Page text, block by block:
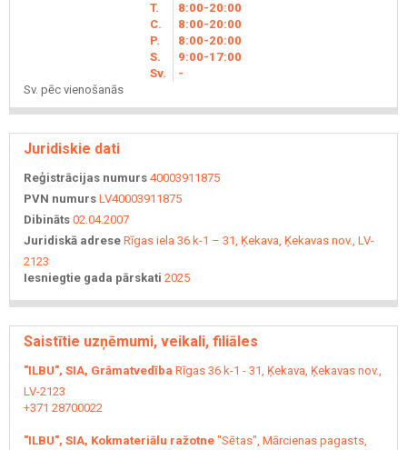
T.
8 00-20 00
C.
8 00-20 00
P.
8 00-20 00
S.
9 00-17 00
Sv.
-
Sv. pēc vienošanās
Juridiskie dati
Reģistrācijas numurs 40003911875
PVN numurs LV40003911875
Dibināts 02.04.2007
Juridiskā adrese Rīgas iela 36 k-1 – 31, Ķekava, Ķekavas nov., LV-
2123
Iesniegtie gada pārskati 2025
Saistītie uzņēmumi, veikali, filiāles
"ILBU", SIA, Grāmatvedība Rīgas 36 k-1 - 31, Ķekava, Ķekavas nov.,
LV-2123
+371 28700022
"ILBU", SIA, Kokmateriālu ražotne "Sētas", Mārcienas pagasts,